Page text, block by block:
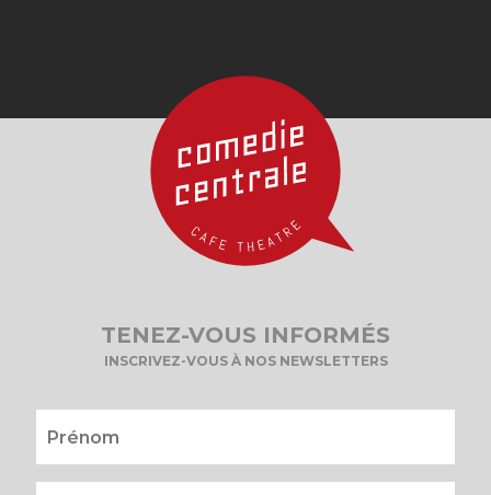
TENEZ-VOUS INFORMÉS
INSCRIVEZ-VOUS À NOS NEWSLETTERS